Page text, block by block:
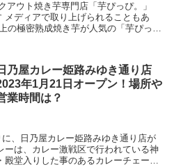
アウト焼き芋専門店「芋ぴっぴ。」
メディアで取り上げられることもあ
の極密熟成焼き芋が人気の「芋ぴっ
乃屋カレー姫路みゆき通り店
年1月21日オープン！場所や
業時間は？
、日乃屋カレー姫路みゆき通り店が
ーは、カレー激戦区で行われている神
殿堂入りした事のあるカレーチェーン